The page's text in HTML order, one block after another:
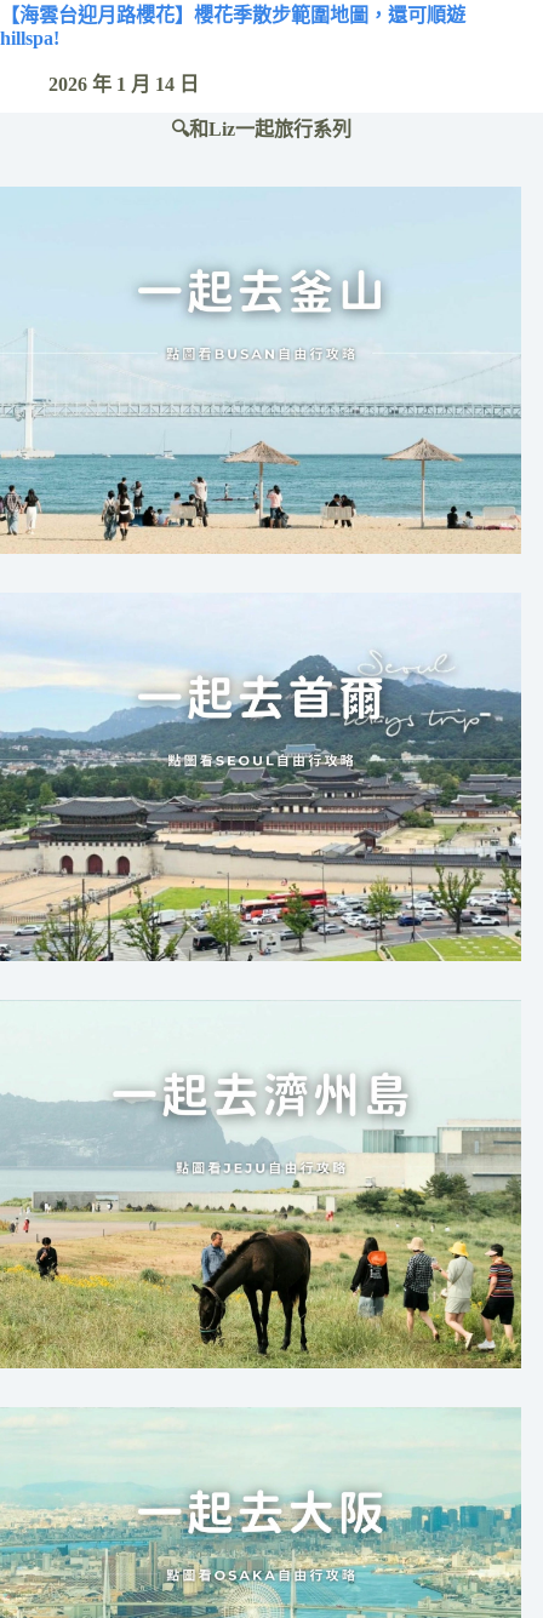
【海雲台迎月路櫻花】櫻花季散步範圍地圖，還可順遊
hillspa!
2026 年 1 月 14 日
🔍和Liz一起旅行系列